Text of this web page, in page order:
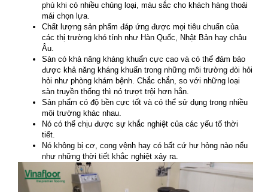
phú khi có nhiều chủng loại, màu sắc cho khách hàng thoải
mái chọn lựa.
Chất lượng sản phẩm đáp ứng được mọi tiêu chuẩn của
các thị trường khó tính như Hàn Quốc, Nhật Bản hay châu
Âu.
Sàn có khả năng kháng khuẩn cực cao và có thể đảm bảo
được khả năng kháng khuẩn trong những môi trường đòi hỏi
hỏi như phòng khám bệnh. Chắc chắn, so với những loại
sàn truyền thống thì nó trượt trội hơn hẳn.
Sản phẩm có độ bền cực tốt và có thể sử dụng trong nhiều
môi trường khác nhau.
Nó có thể chịu được sự khắc nghiệt của các yếu tố thời
tiết.
Nó không bị cơ, cong vệnh hay có bất cứ hư hỏng nào nếu
như những thời tiết khắc nghiệt xảy ra.​